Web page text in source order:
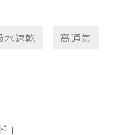
水速乾 高通気